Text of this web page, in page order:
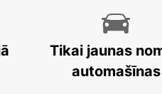
Tikai jaunas
automašīnas